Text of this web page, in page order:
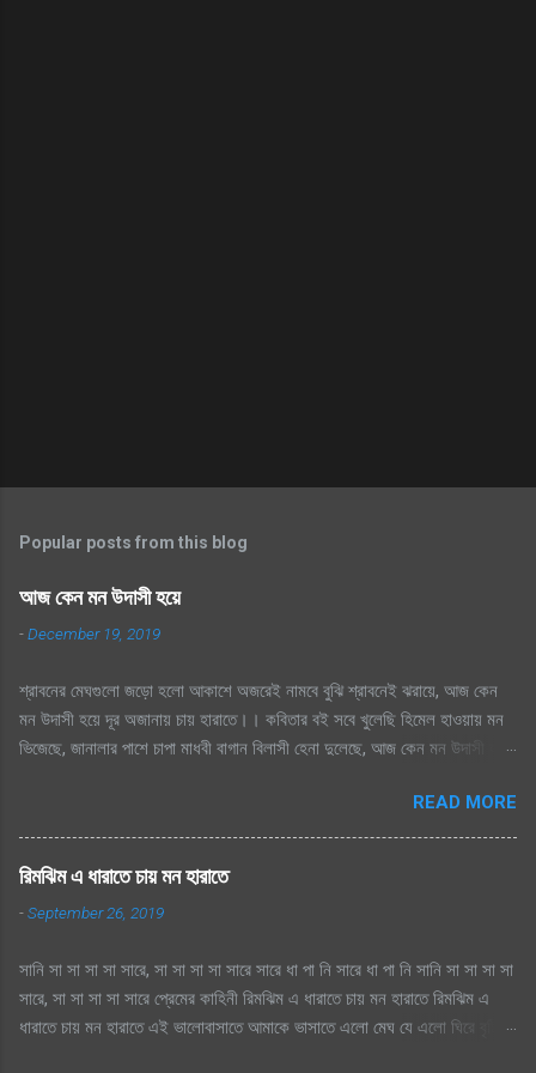
Popular posts from this blog
আজ কেন মন উদাসী হয়ে
-December 19, 2019
শ্রাবনের মেঘগুলো জড়ো হলো আকাশে অজরেই নামবে বুঝি শ্রাবনেই ঝরায়ে, আজ কেন
মন উদাসী হয়ে দূর অজানায় চায় হারাতে।। কবিতার বই সবে খুলেছি হিমেল হাওয়ায় মন
ভিজেছে, জানালার পাশে চাপা মাধবী বাগান বিলাসী হেনা দুলেছে, আজ কেন মন উদাসী হয়ে
হাসের জলকেলী পথিকের পায়ে হাটা থেমেছে, আজ কেন মন উদাসী হয়ে দূর অজানায় চায়
হারাতে, শ্রাবনের মেঘগুলো জড়ো হলো আকাশে অঝরে নামবে বুঝি শ্রাবনেই ঝরায়ে, আজ
কেন মন উদাসী হয়ে দূর অজানায় চায় হারাতে
READ MORE
রিমঝিম এ ধারাতে চায় মন হারাতে
-September 26, 2019
সানি সা সা সা সা সারে, সা সা সা সা সারে সারে ধা পা নি সারে ধা পা নি সানি সা সা সা সা
সারে, সা সা সা সা সারে প্রেমের কাহিনী রিমঝিম এ ধারাতে চায় মন হারাতে রিমঝিম এ
ধারাতে চায় মন হারাতে এই ভালোবাসাতে আমাকে ভাসাতে এলো মেঘ যে এলো ঘিরে বৃষ্টি